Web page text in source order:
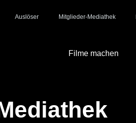
Auslöser Mitglieder-Mediathek
Filme machen